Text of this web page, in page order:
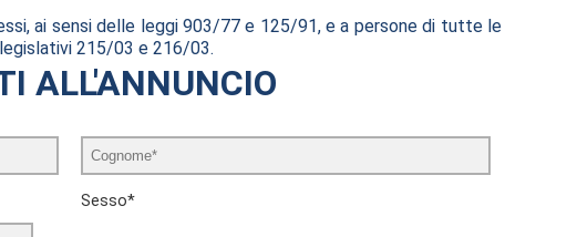
ai sensi delle leggi 903/77 e 125/91, e a persone di tutte le
215/03 e 216/03.
ALL'ANNUNCIO
Sesso*